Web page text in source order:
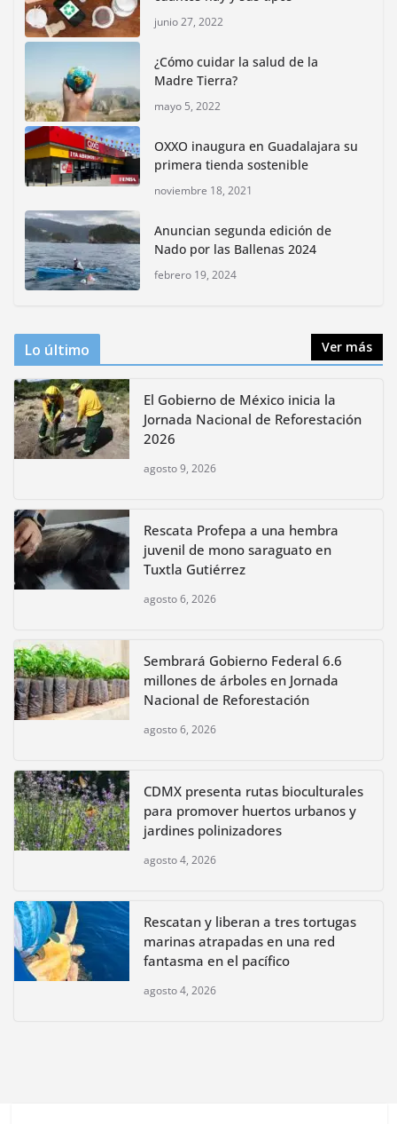
Inauguran nuevo Embarcadero Cuemanco para
reactivar la zona lacustre de Xochimilco
junio 4, 2026
Rompe CDMX récords Reto Naturalista Urbano 2026 y
lidera la biodiversidad nacional
mayo 18, 2026
bioculturales para promover
huertos urbanos y jardines
polinizadores
junio 27, 2022
¿Cómo cuidar la salud de la
Madre Tierra?
mayo 5, 2022
OXXO inaugura en Guadalajara su
primera tienda sostenible
noviembre 18, 2021
Anuncian segunda edición de
Nado por las Ballenas 2024
febrero 19, 2024
Lo último Ver más
El Gobierno de México inicia la
Jornada Nacional de Reforestación
2026
agosto 9, 2026
Rescata Profepa a una hembra
juvenil de mono saraguato en
Tuxtla Gutiérrez
agosto 6, 2026
Sembrará Gobierno Federal 6.6
millones de árboles en Jornada
Nacional de Reforestación
agosto 6, 2026
CDMX presenta rutas bioculturales
para promover huertos urbanos y
jardines polinizadores
agosto 4, 2026
Rescatan y liberan a tres tortugas
marinas atrapadas en una red
fantasma en el pacífico
agosto 4, 2026